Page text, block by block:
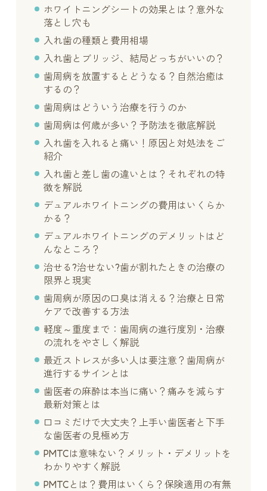
ホワイトニングシートの効果とは？意外な
落とし穴も
入れ歯の種類と費用相場
入れ歯とブリッジ、結局どっちがいいの？
歯周病を放置するとどうなる？自然治癒は
するの？
歯周病はどういう治療を行うのか
歯周病は何歳が多い？予防法を徹底解説
入れ歯を入れると痛い！原因と対処法をご
紹介
入れ歯と差し歯の違いとは？それぞれの特
徴を解説
デュアルホワイトニングの費用はいくらか
かる？
デュアルホワイトニングのデメリットはど
んなところ？
治せる?治せない?歯が割れたときの治療の
限界と現実
歯周病が原因の口臭は消える？治療と日常
ケアで改善する方法
軽度～重度まで：歯周病の進行度別・治療
の流れをやさしく解説
最近ストレスが多い人は要注意？歯周病が
進行するサインとは
歯医者の麻酔は本当に痛い？痛みを減らす
最新対策とは
口コミだけで大丈夫？上手い歯医者と下手
な歯医者の見極め方
PMTCは意味ない？メリット・デメリットを
わかりやすく解説
PMTCとは？費用はいくら？保険適用の有無